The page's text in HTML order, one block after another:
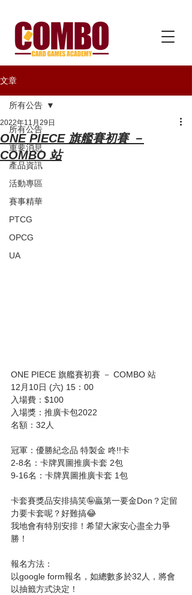
文章
所有公告
重要消息
產品資訊
活動專區
賽事精華
PTCG
OPCG
UA
所有公告
ONE PIECE 旗艦賽初賽 －
COMBO 站
2022年11月29日
ONE PIECE 旗艦賽初賽 － COMBO 站
12月10日 (六) 15：00
入場費：$100
入場獎：推廣卡包2022
名額：32人
冠軍：優勝紀念品 特製金 咚!!卡
2-8名：卡牌異圖推廣卡套 2包
9-16名：卡牌異圖推廣卡套 1包
卡套賽獎品安排搞笑🤪贏第一要金Don？定留
力要卡套呢？好難搞😂
我地會有特別安排！希望大家安心盡全力爭
勝！
報名方法：
以google form報名，如總數多於32人，將會
以抽籤方式決定！